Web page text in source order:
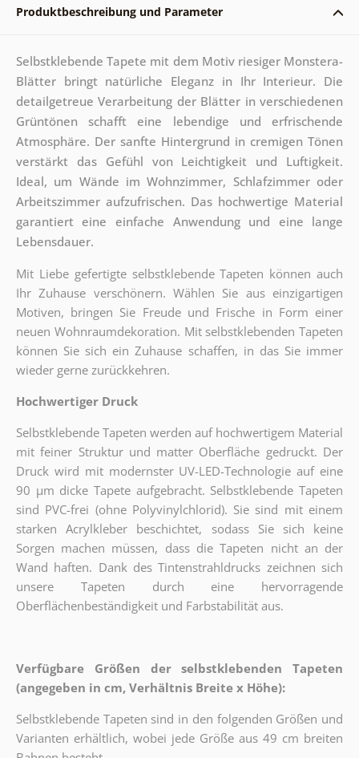
Produktbeschreibung und Parameter
Selbstklebende Tapete mit dem Motiv riesiger Monstera-
Blätter bringt natürliche Eleganz in Ihr Interieur. Die
detailgetreue Verarbeitung der Blätter in verschiedenen
Grüntönen schafft eine lebendige und erfrischende
Atmosphäre. Der sanfte Hintergrund in cremigen Tönen
verstärkt das Gefühl von Leichtigkeit und Luftigkeit.
Ideal, um Wände im Wohnzimmer, Schlafzimmer oder
Arbeitszimmer aufzufrischen. Das hochwertige Material
garantiert eine einfache Anwendung und eine lange
Lebensdauer.
Mit Liebe gefertigte selbstklebende Tapeten können auch
Ihr Zuhause verschönern. Wählen Sie aus einzigartigen
Motiven, bringen Sie Freude und Frische in Form einer
neuen Wohnraumdekoration. Mit selbstklebenden Tapeten
können Sie sich ein Zuhause schaffen, in das Sie immer
wieder gerne zurückkehren.
Hochwertiger Druck
Selbstklebende Tapeten werden auf hochwertigem Material
mit feiner Struktur und matter Oberfläche gedruckt. Der
Druck wird mit modernster UV-LED-Technologie auf eine
90 µm dicke Tapete aufgebracht. Selbstklebende Tapeten
sind PVC-frei (ohne Polyvinylchlorid). Sie sind mit einem
starken Acrylkleber beschichtet, sodass Sie sich keine
Sorgen machen müssen, dass die Tapeten nicht an der
Wand haften. Dank des Tintenstrahldrucks zeichnen sich
unsere Tapeten durch eine hervorragende
Oberflächenbeständigkeit und Farbstabilität aus.
Verfügbare Größen der selbstklebenden Tapeten
(angegeben in cm, Verhältnis Breite x Höhe):
Selbstklebende Tapeten sind in den folgenden Größen und
Varianten erhältlich, wobei jede Größe aus 49 cm breiten